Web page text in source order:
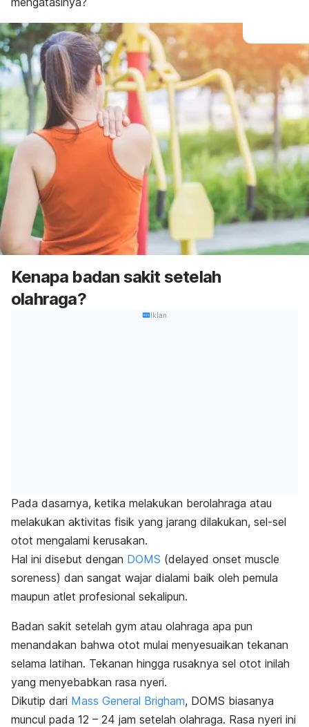
Kenapa badan sakit setelah
olahraga?
Iklan
Pada dasarnya, ketika melakukan berolahraga atau
melakukan aktivitas fisik yang jarang dilakukan, sel-sel
otot mengalami kerusakan.
Hal ini disebut dengan DOMS (delayed onset muscle
soreness) dan sangat wajar dialami baik oleh pemula
maupun atlet profesional sekalipun.
Badan sakit setelah gym atau olahraga apa pun
menandakan bahwa otot mulai menyesuaikan tekanan
selama latihan. Tekanan hingga rusaknya sel otot inilah
yang menyebabkan rasa nyeri.
Dikutip dari Mass General Brigham, DOMS biasanya
muncul pada 12 – 24 jam setelah olahraga. Rasa nyeri ini